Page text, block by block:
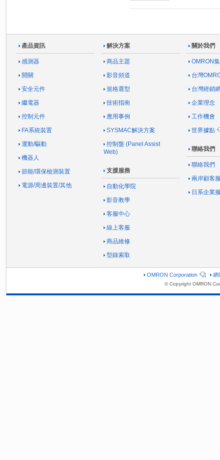
產品資訊
感測器
開關
安全元件
繼電器
控制元件
FA系統裝置
運動/驅動
機器人
節能/環保檢測裝置
電源/周邊裝置/其他
解決方案
商品主題
影音頻道
規格選型
技術指南
應用事例
SYSMAC解決方案
控制盤 (Panel Assist
Web)
支援服務
自動化學院
影音教學
客服中心
線上客服
商品維修
型錄索取
關於我們
OMRON
台灣
台灣經銷
企業理念
工作機會
世界據點
聯絡我們
聯絡我們
兩岸顧客
日系企業
OMRON Corporation 網
© Copyright OMRON